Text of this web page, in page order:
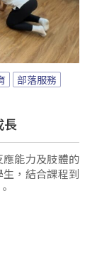
部落服務
長
能力及肢體的
，結合課程到